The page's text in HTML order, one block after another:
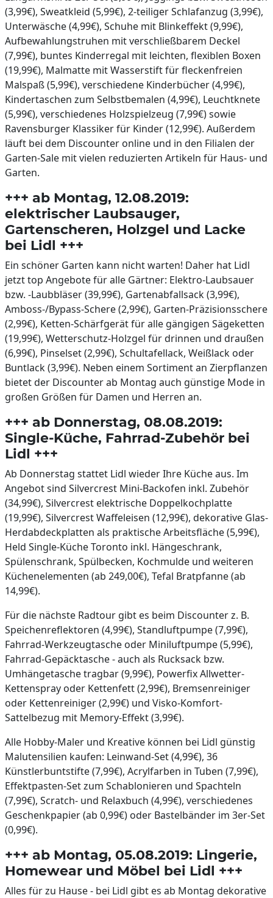
(3,99€), Sweatkleid (5,99€), 2-teiliger Schlafanzug (3,99€),
Unterwäsche (4,99€), Schuhe mit Blinkeffekt (9,99€),
Aufbewahlungstruhen mit verschließbarem Deckel
(7,99€), buntes Kinderregal mit leichten, flexiblen Boxen
(19,99€), Malmatte mit Wasserstift für fleckenfreien
Malspaß (5,99€), verschiedene Kinderbücher (4,99€),
Kindertaschen zum Selbstbemalen (4,99€), Leuchtknete
(5,99€), verschiedenes Holzspielzeug (7,99€) sowie
Ravensburger Klassiker für Kinder (12,99€). Außerdem
läuft bei dem Discounter online und in den Filialen der
Garten-Sale mit vielen reduzierten Artikeln für Haus- und
Garten.
+++ ab Montag, 12.08.2019:
elektrischer Laubsauger,
Gartenscheren, Holzgel und Lacke
bei Lidl +++
Ein schöner Garten kann nicht warten! Daher hat Lidl
jetzt top Angebote für alle Gärtner: Elektro-Laubsauer
bzw. -Laubbläser (39,99€), Gartenabfallsack (3,99€),
Amboss-/Bypass-Schere (2,99€), Garten-Präzisionsschere
(2,99€), Ketten-Schärfgerät für alle gängigen Sägeketten
(19,99€), Wetterschutz-Holzgel für drinnen und draußen
(6,99€), Pinselset (2,99€), Schultafellack, Weißlack oder
Buntlack (3,99€). Neben einem Sortiment an Zierpflanzen
bietet der Discounter ab Montag auch günstige Mode in
großen Größen für Damen und Herren an.
+++ ab Donnerstag, 08.08.2019:
Single-Küche, Fahrrad-Zubehör bei
Lidl +++
Ab Donnerstag stattet Lidl wieder Ihre Küche aus. Im
Angebot sind Silvercrest Mini-Backofen inkl. Zubehör
(34,99€), Silvercrest elektrische Doppelkochplatte
(19,99€), Silvercrest Waffeleisen (12,99€), dekorative Glas-
Herdabdeckplatten als praktische Arbeitsfläche (5,99€),
Held Single-Küche Toronto inkl. Hängeschrank,
Spülenschrank, Spülbecken, Kochmulde und weiteren
Küchenelementen (ab 249,00€), Tefal Bratpfanne (ab
14,99€).
Für die nächste Radtour gibt es beim Discounter z. B.
Speichenreflektoren (4,99€), Standluftpumpe (7,99€),
Fahrrad-Werkzeugtasche oder Miniluftpumpe (5,99€),
Fahrrad-Gepäcktasche - auch als Rucksack bzw.
Umhängetasche tragbar (9,99€), Powerfix Allwetter-
Kettenspray oder Kettenfett (2,99€), Bremsenreiniger
oder Kettenreiniger (2,99€) und Visko-Komfort-
Sattelbezug mit Memory-Effekt (3,99€).
Alle Hobby-Maler und Kreative können bei Lidl günstig
Malutensilien kaufen: Leinwand-Set (4,99€), 36
Künstlerbuntstifte (7,99€), Acrylfarben in Tuben (7,99€),
Effektpasten-Set zum Schablonieren und Spachteln
(7,99€), Scratch- und Relaxbuch (4,99€), verschiedenes
Geschenkpapier (ab 0,99€) oder Bastelbänder im 3er-Set
(0,99€).
+++ ab Montag, 05.08.2019: Lingerie,
Homewear und Möbel bei Lidl +++
Alles für zu Hause - bei Lidl gibt es ab Montag dekorative